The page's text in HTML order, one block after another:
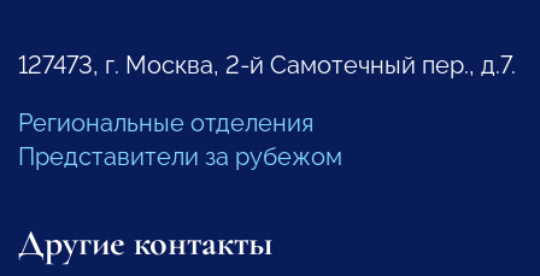
127473, г. Москва, 2-й Самотечный пер., д.7.
Региональные отделения
Представители за рубежом
Другие контакты